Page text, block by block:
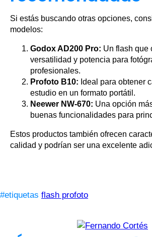
Si estás buscando otras opciones,
modelos:
Godox AD200 Pro: Un flash que
versatilidad y potencia para
profesionales.
Profoto B10: Ideal para obtener
estudio en un formato portátil.
Neewer NW-670: Una opción
buenas funcionalidades para
Estos productos también ofrecen
calidad y podrían ser una excelente
#etiquetas flash profoto